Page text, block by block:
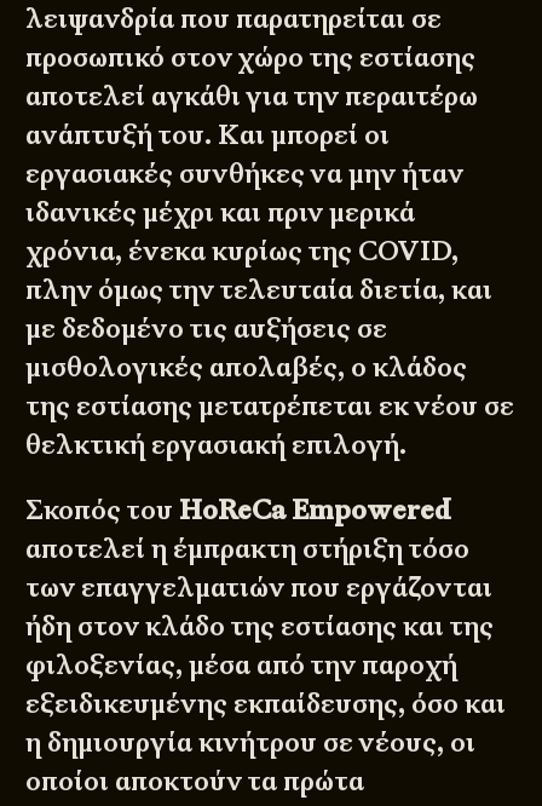
λειψανδρία που παρατηρείται σε
προσωπικό στον χώρο της εστίασης
αποτελεί αγκάθι για την περαιτέρω
ανάπτυξή του. Και μπορεί οι
εργασιακές συνθήκες να μην ήταν
ιδανικές μέχρι και πριν μερικά
χρόνια, ένεκα κυρίως της COVID,
πλην όμως την τελευταία διετία, και
με δεδομένο τις αυξήσεις σε
μισθολογικές απολαβές, ο κλάδος
της εστίασης μετατρέπεται εκ νέου σε
θελκτική εργασιακή επιλογή.
Σκοπός του HoReCaEmpowered
αποτελεί η έμπρακτη στήριξη τόσο
των επαγγελματιών που εργάζονται
ήδη στον κλάδο της εστίασης και της
φιλοξενίας, μέσα από την παροχή
εξειδικευμένης εκπαίδευσης, όσο και
η δημιουργία κινήτρου σε νέους, οι
οποίοι αποκτούν τα πρώτα